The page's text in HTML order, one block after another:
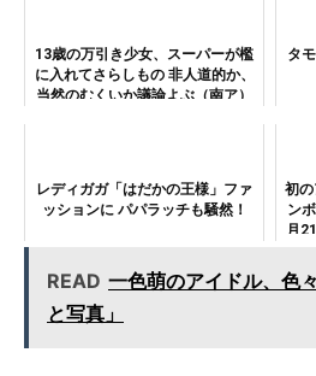
13歳の万引き少女、スーパーが檻
に入れてさらしもの 非人道的か、
当然のむくいか議論よぶ（南ア）
タ
レディガガ「はだかの王様」ファ
ッションに パパラッチも騒然！
初
ン
月
READ 一色萌のアイドル、色
と写真」